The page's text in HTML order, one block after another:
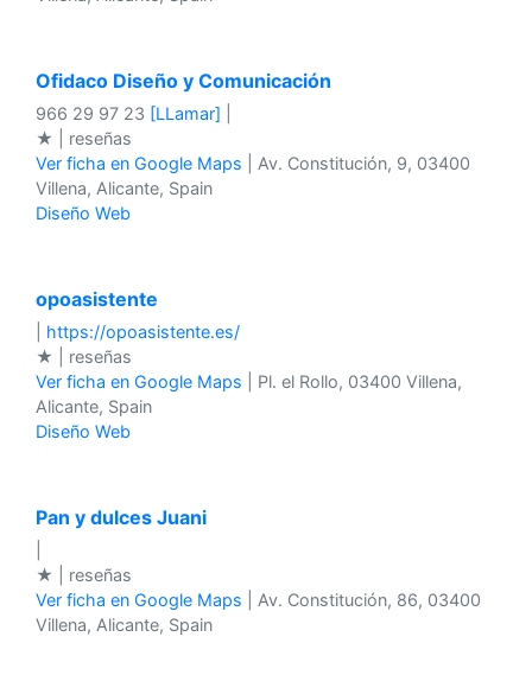
Ofidaco Diseño y Comunicación
966 29 97 23 [LLamar]
★ | reseñas
Ver ficha en Google Maps | Av. Constitución, 9, 03400
Villena, Alicante, Spain
Diseño Web
opoasistente
https://opoasistente.es/
★ | reseñas
Ver ficha en Google Maps | Pl. el Rollo, 03400 Villena,
Alicante, Spain
Diseño Web
Pan y dulces Juani
★ | reseñas
Ver ficha en Google Maps | Av. Constitución, 86, 03400
Villena, Alicante, Spain